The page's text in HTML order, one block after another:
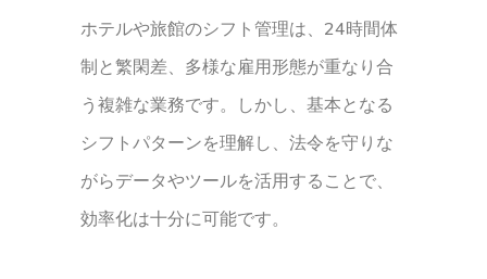
ホテルや旅館のシフト管理は、24時間体
制と繁閑差、多様な雇用形態が重なり合
う複雑な業務です。しかし、基本となる
シフトパターンを理解し、法令を守りな
がらデータやツールを活用することで、
効率化は十分に可能です。